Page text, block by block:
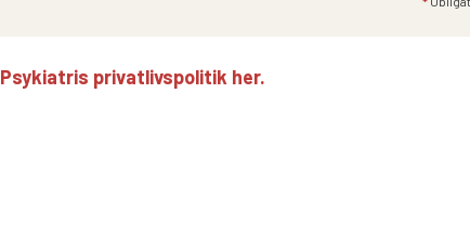
privatlivspolitik her.